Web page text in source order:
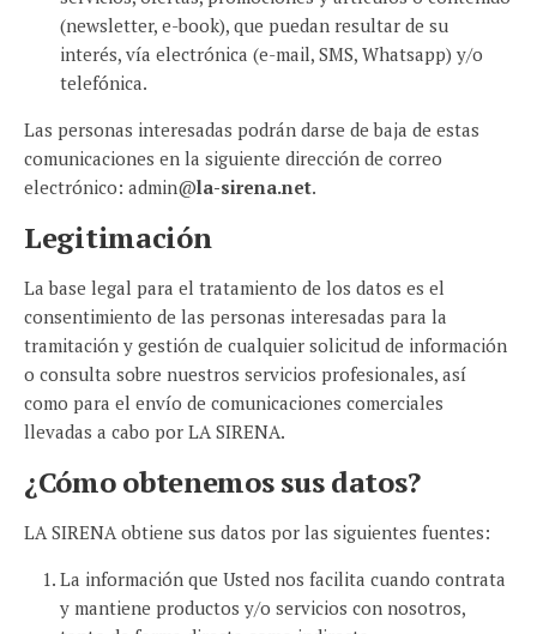
(newsletter, e-book), que puedan resultar de su
interés, vía electrónica (e-mail, SMS, Whatsapp) y/o
telefónica.
Las personas interesadas podrán darse de baja de estas
comunicaciones en la siguiente dirección de correo
electrónico: admin@la-sirena.net.
Legitimación
La base legal para el tratamiento de los datos es el
consentimiento de las personas interesadas para la
tramitación y gestión de cualquier solicitud de información
o consulta sobre nuestros servicios profesionales, así
como para el envío de comunicaciones comerciales
llevadas a cabo por LA SIRENA.
¿Cómo obtenemos sus datos?
LA SIRENA obtiene sus datos por las siguientes fuentes:
La información que Usted nos facilita cuando contrata
y mantiene productos y/o servicios con nosotros,